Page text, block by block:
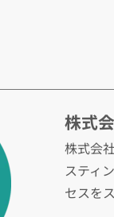
株式
株式会
スティ
セスを